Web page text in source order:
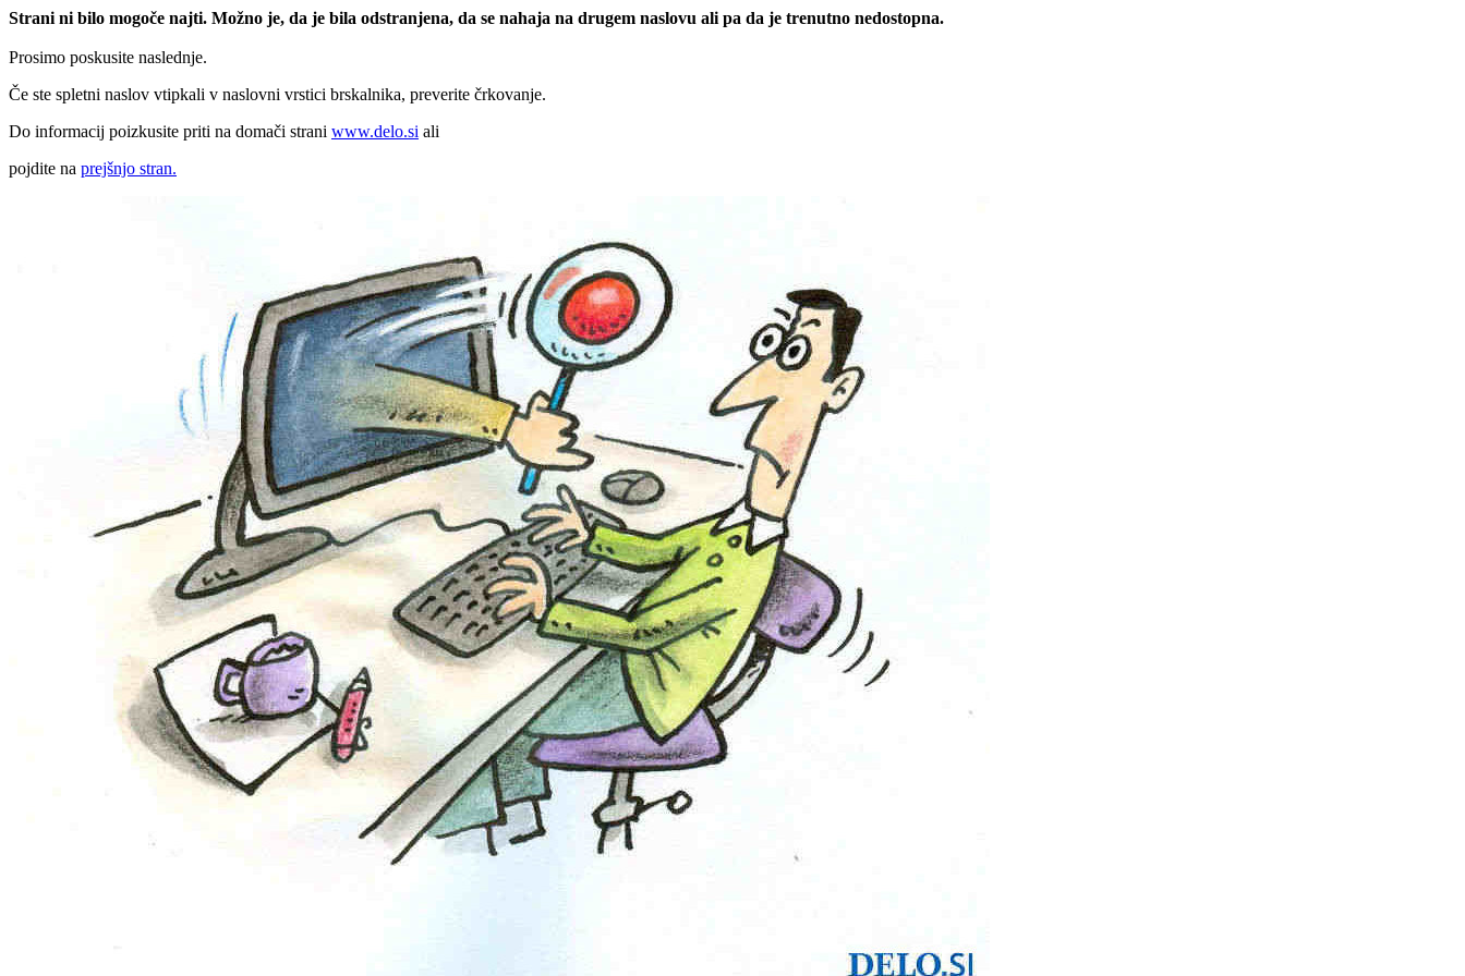
Strani ni bilo mogoče najti. Možno je, da je bila odstranjena, da se nahaja na drugem naslovu ali pa da je trenutno nedostopna.
Prosimo poskusite naslednje.
Če ste spletni naslov vtipkali v naslovni vrstici brskalnika, preverite črkovanje.
Do informacij poizkusite priti na domači strani www.delo.si ali
pojdite na prejšnjo stran.